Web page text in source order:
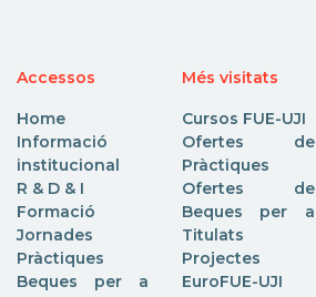
Accessos
Home
Informació
institucional
R & D & I
Formació
Jornades
Pràctiques
Beques per a
Més visitats
Cursos FUE-UJI
Ofertes de
Pràctiques
Ofertes de
Beques per a
Titulats
Projectes
EuroFUE-UJI